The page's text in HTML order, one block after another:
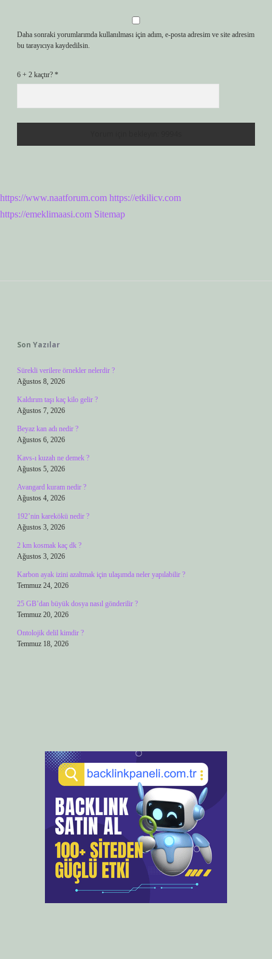
Daha sonraki yorumlarımda kullanılması için adım, e-posta adresim ve site adresim
bu tarayıcıya kaydedilsin.
6 + 2 kaçtır? *
https://www.naatforum.com https://etkilicv.com
https://emeklimaasi.com Sitemap
Son Yazılar
Sürekli verilere örnekler nelerdir ?
Ağustos 8, 2026
Kaldırım taşı kaç kilo gelir ?
Ağustos 7, 2026
Beyaz kan adı nedir ?
Ağustos 6, 2026
Kavs-ı kuzah ne demek ?
Ağustos 5, 2026
Avangard kuram nedir ?
Ağustos 4, 2026
192’nin karekökü nedir ?
Ağustos 3, 2026
2 km kosmak kaç dk ?
Ağustos 3, 2026
Karbon ayak izini azaltmak için ulaşımda neler yapılabilir ?
Temmuz 24, 2026
25 GB’dan büyük dosya nasıl gönderilir ?
Temmuz 20, 2026
Ontolojik delil kimdir ?
Temmuz 18, 2026